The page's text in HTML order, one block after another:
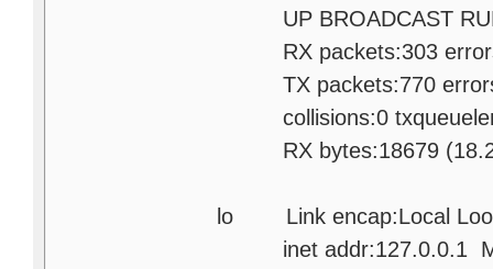
UP BROADCAST
RX packets:303
TX packets:770
collisions:0
RX bytes:18679 (18.2
lo Link encap:Local
inet addr:127.0.0.1